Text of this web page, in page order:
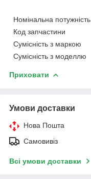
Номінальна потужність
Код запчастини
Сумісність з маркою
Сумісність з моделлю
Приховати
Умови доставки
Нова Пошта
Самовивіз
Всі умови доставки